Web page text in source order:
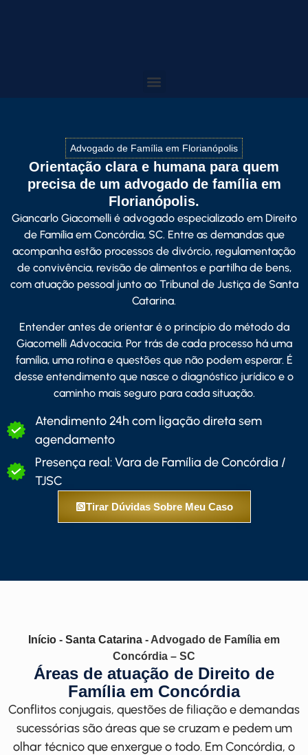
Advogado de Família em Florianópolis
Orientação clara e humana para quem
precisa de um advogado de família em
Florianópolis.
Giancarlo Giacomellié advogado especializado em Direito
de Família em Concórdia, SC. Entre as demandas que
acompanha estão processos de divórcio, regulamentação
de convivência, revisão de alimentos e partilha de bens,
com atuação pessoal junto ao Tribunal de Justiça de Santa
Catarina.
Entender antes de orientar é o princípio do método da
Giacomelli Advocacia. Por trás de cada processo há uma
família, uma rotina e questões que não podem esperar. É
desse entendimento que nasce o diagnóstico jurídico e o
caminho mais seguro para cada situação.
Atendimento 24h com ligação direta sem
agendamento
Presença real: Vara de Família de Concórdia /
TJSC
Tirar Dúvidas Sobre Meu Caso
Início - Santa Catarina - Advogado de Família em
Concórdia – SC
Áreas de atuação de Direito de
Família em Concórdia
Conflitos conjugais, questões de filiação e demandas
sucessórias são áreas que se cruzam e pedem um
olhar técnico que enxergue o todo. Em Concórdia, o